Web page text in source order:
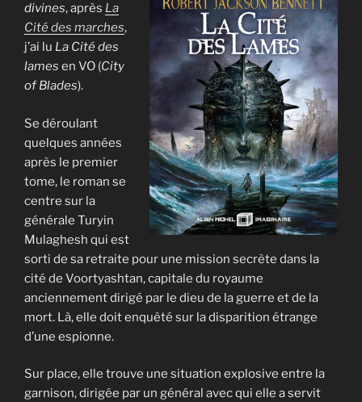
divines, après La
Cité des marches,
j’ai lu La Cité des
lames en VO (City
of Blades).
Se déroulant
quelques années
après le premier
tome, le roman se
centre sur la
générale Turyin
Mulaghesh qui est
sorti de sa retraite pour une mission secrète dans la
cité de Voortyashtan, capitale du royaume
anciennement dirigé par le dieu de la guerre et de la
mort. Là, elle doit enquêté sur la disparition étrange
d’une espionne.
Sur place, elle trouve une situation explosive entre la
garnison, dirigée par un général avec qui elle a servit